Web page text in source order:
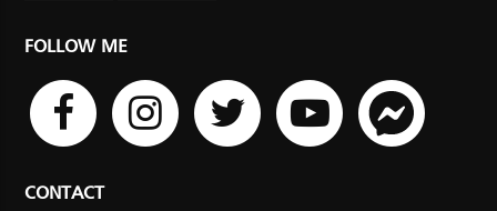
FOLLOW ME
CONTACT